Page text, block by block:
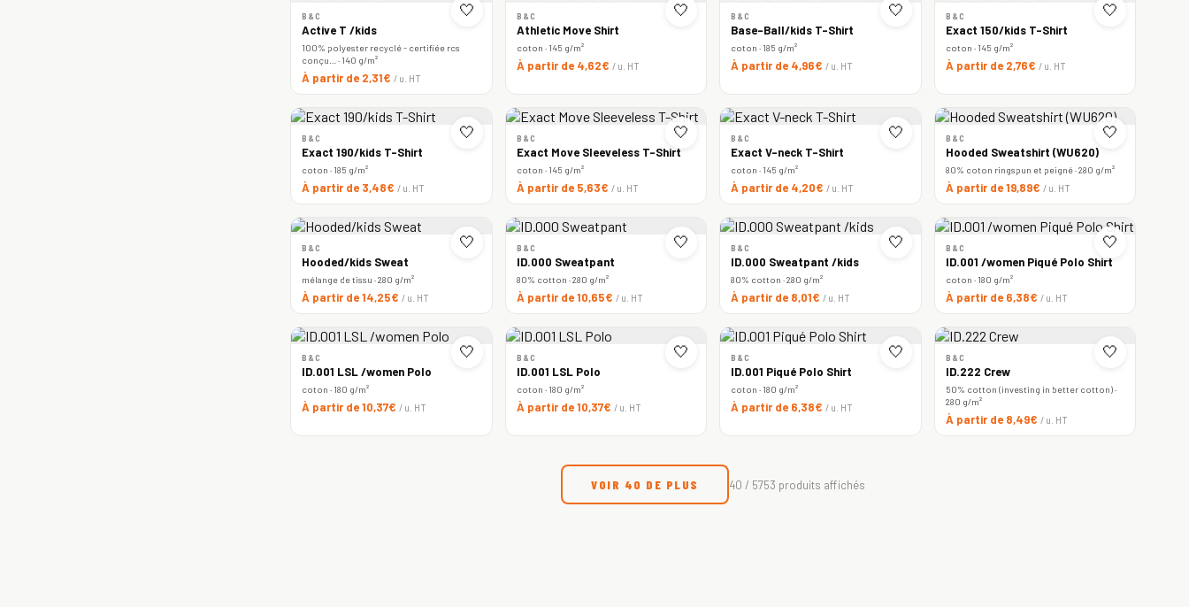
🤍
B&C
Active T /kids
100% polyester recyclé - certifiée rcs
conçu… · 140 g/m²
À partir de 2,31€ / u. HT
🤍
B&C
Athletic Move Shirt
coton · 145 g/m²
À partir de 4,62€ / u. HT
🤍
B&C
Base-Ball/kids T-Shirt
coton · 185 g/m²
À partir de 4,96€ / u. HT
🤍
B&C
Exact 150/kids T-Shirt
coton · 145 g/m²
À partir de 2,76€ / u. HT
🤍
B&C
Exact 190/kids T-Shirt
coton · 185 g/m²
À partir de 3,48€ / u. HT
🤍
B&C
Exact Move Sleeveless T-Shirt
coton · 145 g/m²
À partir de 5,63€ / u. HT
🤍
B&C
Exact V-neck T-Shirt
coton · 145 g/m²
À partir de 4,20€ / u. HT
🤍
B&C
Hooded Sweatshirt (WU620)
80% coton ringspun et peigné · 280 g/m²
À partir de 19,89€ / u. HT
🤍
B&C
Hooded/kids Sweat
mélange de tissu · 280 g/m²
À partir de 14,25€ / u. HT
🤍
B&C
ID.000 Sweatpant
80% cotton · 280 g/m²
À partir de 10,65€ / u. HT
🤍
B&C
ID.000 Sweatpant /kids
80% cotton · 280 g/m²
À partir de 8,01€ / u. HT
🤍
B&C
ID.001 /women Piqué Polo Shirt
coton · 180 g/m²
À partir de 6,38€ / u. HT
🤍
B&C
ID.001 LSL /women Polo
coton · 180 g/m²
À partir de 10,37€ / u. HT
🤍
B&C
ID.001 LSL Polo
coton · 180 g/m²
À partir de 10,37€ / u. HT
🤍
B&C
ID.001 Piqué Polo Shirt
coton · 180 g/m²
À partir de 6,38€ / u. HT
🤍
B&C
ID.222 Crew
50% cotton (investing in better cotton) ·
280 g/m²
À partir de 8,49€ / u. HT
VOIR 40 DE PLUS 40 / 5753 produits affichés